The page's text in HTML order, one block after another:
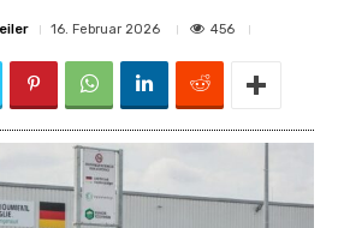
16. Februar 2026 456